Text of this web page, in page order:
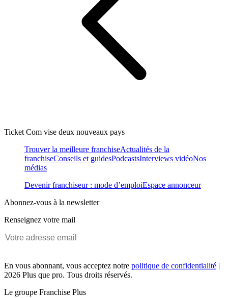
Ticket Com vise deux nouveaux pays
Trouver la meilleure franchiseActualités de la
franchiseConseils et guidesPodcastsInterviews vidéoNos
médias
Devenir franchiseur : mode d’emploiEspace annonceur
Abonnez-vous à la newsletter
Renseignez votre mail
En vous abonnant, vous acceptez notre politique de confidentialité |
2026 Plus que pro. Tous droits réservés.
Le groupe Franchise Plus